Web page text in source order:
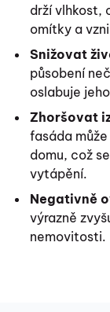
drží vlhkost,
omítky a
Snižovat
působení
oslabuje
Zhoršovat
fasáda
domu, což
vytápění.
Negativně
výrazně
nemovitosti.